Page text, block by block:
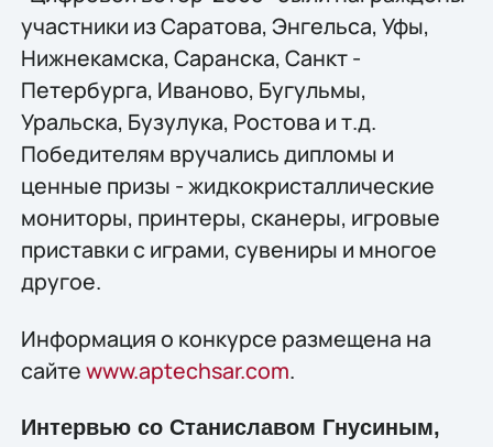
участники из Саратова, Энгельса, Уфы,
Нижнекамска, Саранска, Санкт -
Петербурга, Иваново, Бугульмы,
Уральска, Бузулука, Ростова и т.д.
Победителям вручались дипломы и
ценные призы - жидкокристаллические
мониторы, принтеры, сканеры, игровые
приставки с играми, сувениры и многое
другое.
Информация о конкурсе размещена на
сайтеwww.aptechsar.com.
Интервью со Станиславом Гнусиным,